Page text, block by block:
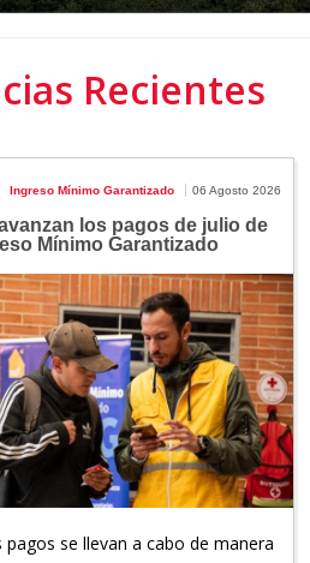
Recientes
Ingreso Mínimo Garantizado 06 Agosto 2026
los pagos de julio de
Mínimo Garantizado
pagos se llevan a cabo de manera